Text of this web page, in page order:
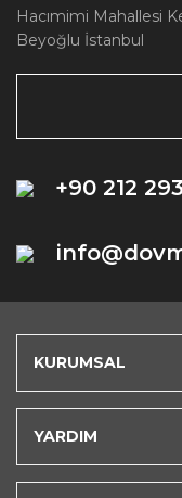
Hacımimi Mahallesi
Beyoğlu İstanbul
+90 212
KURUMSAL
YARDIM